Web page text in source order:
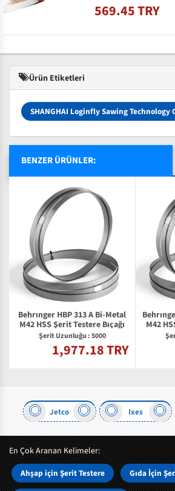
569.45 TRY
Ürün Etiketleri
SHANGHAI Loginfly Sawing Technology
BENZER ÜRÜNLER:
Behrınger HBP 313 A Bi-Metal
M42 HSS Şerit Testere Bıçağı
Şerit Uzunluğu : 5000
1,977.18 TRY
M42
Jetco Ixes
En Çok Aranan Kelimeler:
Ahşap için Şerit Testere Gıda İçin